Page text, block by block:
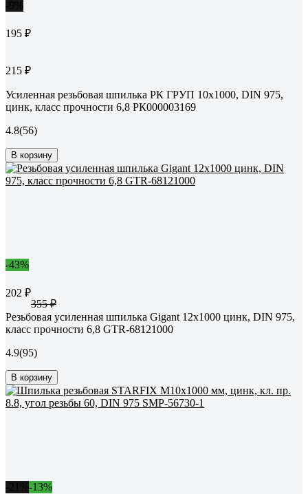
195 ₽
215 ₽
Усиленная резьбовая шпилька РК ГРУП 10x1000, DIN 975,
цинк, класс прочности 6,8 РК000003169
4.8(56)
В корзину
-43%
202 ₽
355 ₽
Резьбовая усиленная шпилька Gigant 12x1000 цинк, DIN 975,
класс прочности 6,8 GTR-68121000
4.9(95)
В корзину
-13%